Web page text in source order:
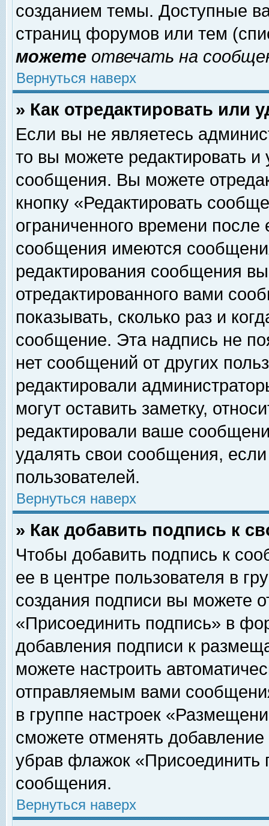
созданием темы. Доступные
страниц форумов или тем
можете отвечать на
Вернуться наверх
» Как отредактировать или
Если вы не являетесь
то вы можете редактировать и
сообщения. Вы можете
кнопку «Редактировать
ограниченного времени
сообщения имеются
редактирования сообщения
отредактированного вами
показывать, сколько раз и
сообщение. Эта надпись не
нет сообщений от других
редактировали
могут оставить заметку,
редактировали ваше
удалять свои сообщения,
пользователей.
Вернуться наверх
» Как добавить подпись к
Чтобы добавить подпись к
ее в центре пользователя в
создания подписи вы можете
«Присоединить подпись» в
добавления подписи к
можете настроить
отправляемым вами
в группе настроек
сможете отменять
убрав флажок «Присоединить
сообщения.
Вернуться наверх